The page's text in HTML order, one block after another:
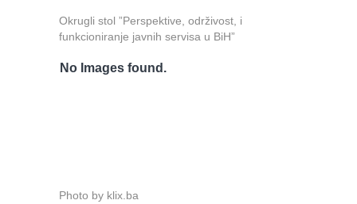
Okrugli stol ”Perspektive, održivost, i
funkcioniranje javnih servisa u BiH”
No Images found.
Photo by klix.ba